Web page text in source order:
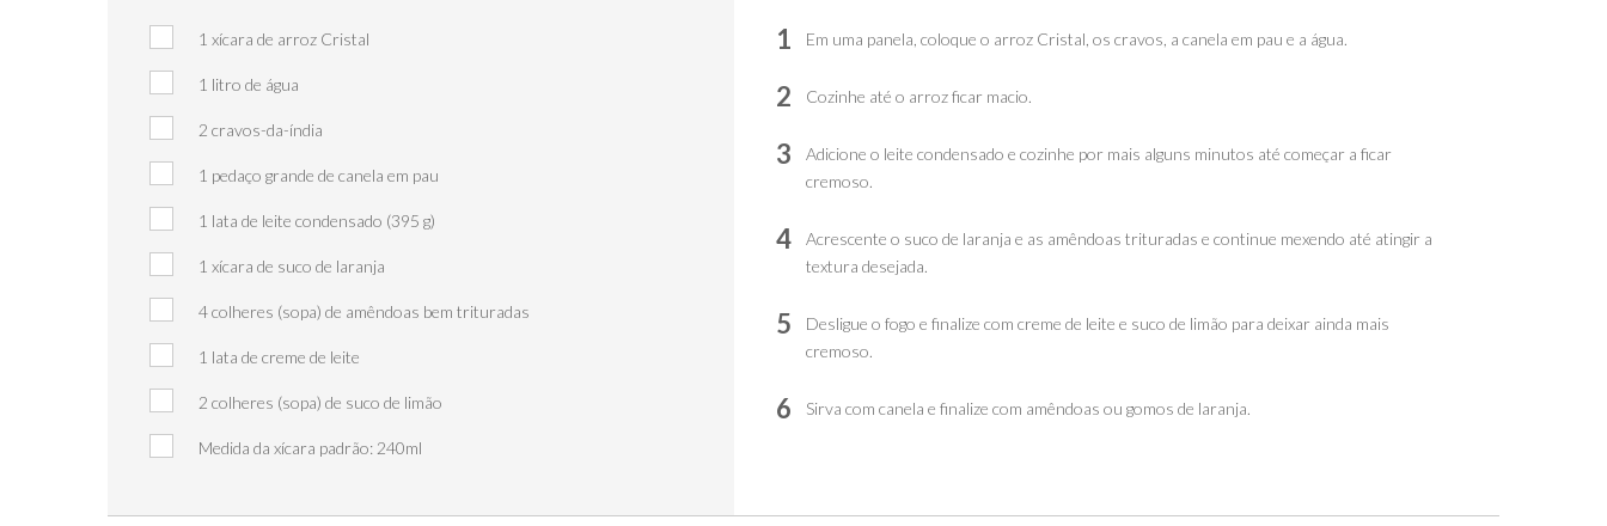
1 xícara de arroz Cristal
1 litro de água
2 cravos-da-índia
1 pedaço grande de canela em pau
1 lata de leite condensado (395 g)
1 xícara de suco de laranja
4 colheres (sopa) de amêndoas bem trituradas
1 lata de creme de leite
2 colheres (sopa) de suco de limão
Medida da xícara padrão: 240ml
1 Em uma panela, coloque o arroz Cristal, os cravos, a canela em pau e a água.
2 Cozinhe até o arroz ficar macio.
3
Adicione o leite condensado e cozinhe por mais alguns minutos até começar a ficar
cremoso.
4
Acrescente o suco de laranja e as amêndoas trituradas e continue mexendo até atingir a
textura desejada.
5
Desligue o fogo e finalize com creme de leite e suco de limão para deixar ainda mais
cremoso.
6 Sirva com canela e finalize com amêndoas ou gomos de laranja.